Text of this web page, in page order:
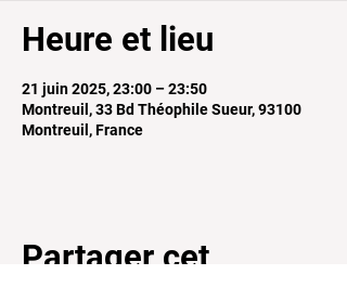
Heure et lieu
21 juin 2025, 23:00 – 23:50
Montreuil, 33 Bd Théophile Sueur, 93100
Montreuil, France
Partager cet